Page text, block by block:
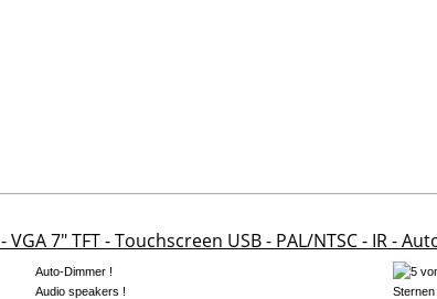
- VGA 7" TFT - Touchscreen USB - PAL/NTSC - IR -
Auto-Dimmer !
Audio speakers !